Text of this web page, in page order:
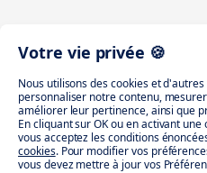
Votre vie privée 🍪
Nous utilisons des cookies et
personnaliser notre contenu,
améliorer leur pertinence, ainsi que
En cliquant sur OK ou en activant
vous acceptez les conditions
cookies. Pour modifier vos
vous devez mettre à jour vos